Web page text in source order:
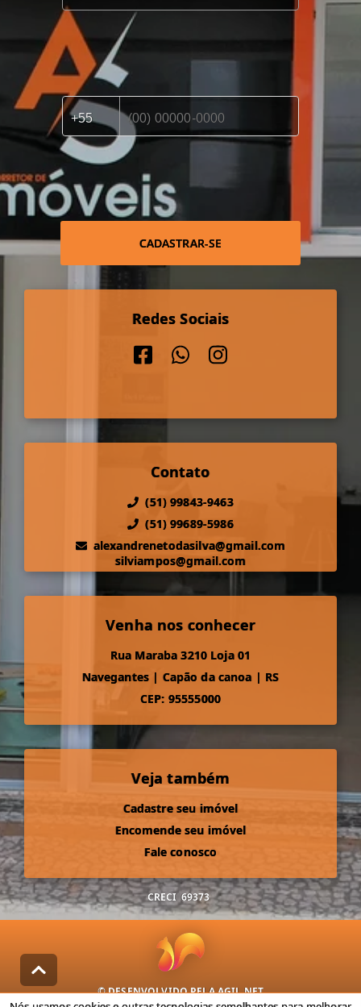
CADASTRAR-SE
Redes Sociais
Contato
(51) 99843-9463
(51) 99689-5986
alexandrenetodasilva@gmail.com
silviampos@gmail.com
Venha nos conhecer
Rua Maraba 3210 Loja 01
Navegantes | Capão da canoa | RS
CEP: 95555000
Veja também
Cadastre seu imóvel
Encomende seu imóvel
Fale conosco
CRECI 69373
© DESENVOLVIDO PELAAGIL.NET